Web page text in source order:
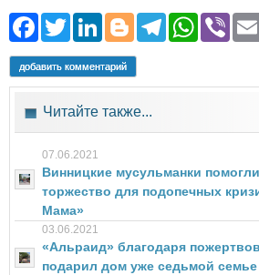
Facebook
Twitter
LinkedIn
Blogger
добавить комментарий
Читайте также...
07.06.2021
Винницкие мусульманки
торжество для подопечных
Мама»
03.06.2021
«Альраид» благодаря
подарил дом уже седьмой семье